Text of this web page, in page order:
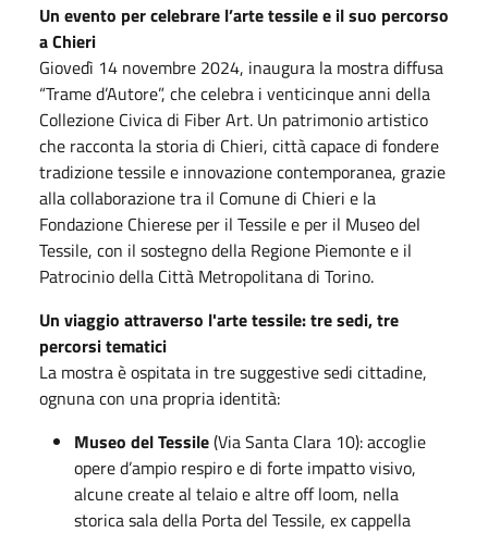
Un evento per celebrare l’arte tessile e il suo percorso
a Chieri
Giovedì 14 novembre 2024, inaugura la mostra diffusa
“Trame d’Autore”, che celebra i venticinque anni della
Collezione Civica di Fiber Art. Un patrimonio artistico
che racconta la storia di Chieri, città capace di fondere
tradizione tessile e innovazione contemporanea, grazie
alla collaborazione tra il Comune di Chieri e la
Fondazione Chierese per il Tessile e per il Museo del
Tessile, con il sostegno della Regione Piemonte e il
Patrocinio della Città Metropolitana di Torino.
Un viaggio attraverso l'arte tessile: tre sedi, tre
percorsi tematici
La mostra è ospitata in tre suggestive sedi cittadine,
ognuna con una propria identità:
Museo del Tessile(Via Santa Clara 10): accoglie
opere d’ampio respiro e di forte impatto visivo,
alcune create al telaio e altre off loom, nella
storica sala della Porta del Tessile, ex cappella